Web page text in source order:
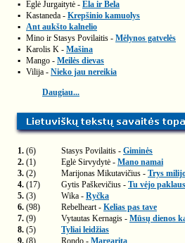
▪ Eglė Jurgaitytė - Ela ir Bela
▪ Kastaneda - Krepšinio kamuolys
▪ Ant aukšto kalnelio
▪ Mino ir Stasys Povilaitis - Mėlynos gatvelės
▪ Karolis K - Mašina
▪ Mango - Meilės dievas
▪ Vilija - Nieko jau nereikia
Daugiau...
1. (6) Stasys Povilaitis - Giminės
2. (1) Eglė Sirvydytė - Mano namai
3. (2) Marijonas Mikutavičius - Trys
4. (17) Gytis Paškevičius - Tu vėjo
5. (3) Wika - Ryčka
6. (98) Rebelheart - Kelias pas tave
7. (9) Vytautas Kernagis - Mūsų dienos
8. (5)
Tyliai leidžias
9. (8) Rondo - Margarita